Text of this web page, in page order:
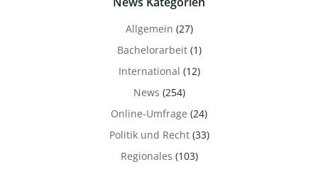
Allgemein (27)
Bachelorarbeit(1)
International (12)
News (254)
Online-Umfrage (24)
Politik und Recht(33)
Regionales (103)